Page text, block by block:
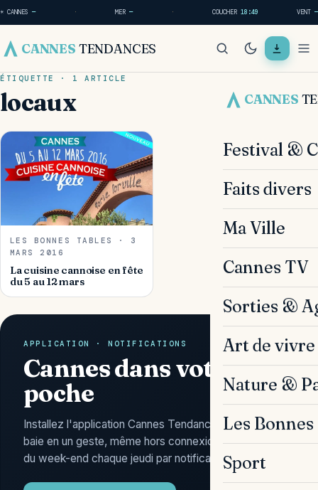
☀ CANNES — · MER— · COUCHER18:49 VENT —
CANNES TENDANCES
CANNES
Festival &
Faits divers
Ma Ville
Cannes TV
Sorties &
Art de vivre
Nature &
Les
Sport
ÉTIQUETTE · 1 ARTICLE
locaux
LES BONNES TABLES · 3
MARS 2016
La cuisine cannoise en fête
du 5 au 12 mars
APPLICATION · NOTIFICATIONS
Cannes dans votre
poche
Installez l'application Cannes Tendances : l'actu de la
baie en un geste, même hors connexion, et l'Agenda
du week-end chaque jeudi par notification.